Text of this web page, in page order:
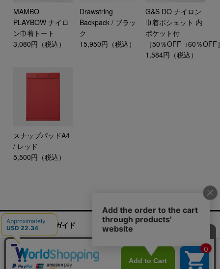
MAMBO
PLAYBOW ナイロ
ン巾着トート
3,080円（税込）
Drawstring
Backpack / ブラッ
ク
15,950円（税込）
G&S DO ナイロン
巾着ポシェット 内
ポケット付
［50％OFF→60％OFF
1,584円（税込）
スナップパッドA4
/ レッド
5,500円（税込）
ご利用ガイド お問い合わせ 実店舗情報
運営会社
特定商取引法に基づく表記
プライバシーポリシー
ご利用規約